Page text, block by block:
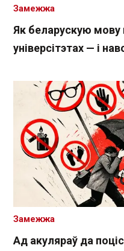
Як беларускую мову
універсітэтах — і
Замежжа
Ад акуляраў да
Замежжа